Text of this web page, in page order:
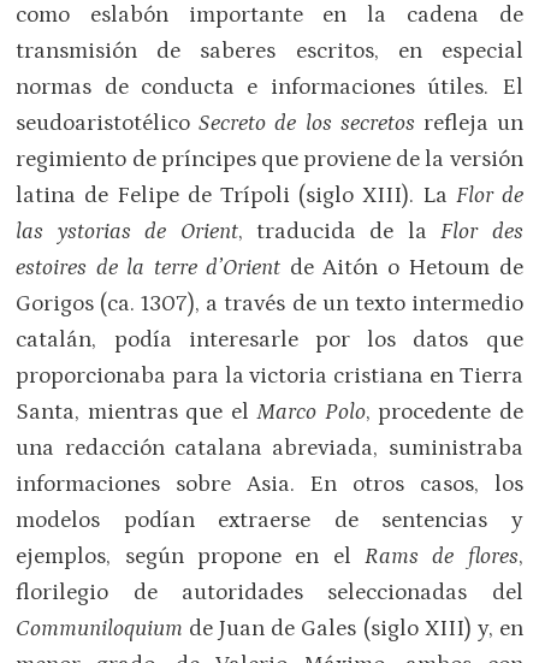
como eslabón importante en la cadena de
transmisión de saberes escritos, en especial
normas de conducta e informaciones útiles. El
seudoaristotélicoSecreto de los secretos refleja un
regimiento de príncipes que proviene de la versión
latina de Felipe de Trípoli (siglo XIII). La Flor de
las ystorias de Orient, traducida de laFlor des
estoires de la terre d’Orient de Aitón o Hetoum de
Gorigos (ca. 1307), a través de un texto intermedio
catalán, podía interesarle por los datos que
proporcionaba para la victoria cristiana en Tierra
Santa, mientras que elMarco Polo, procedente de
una redacción catalana abreviada, suministraba
informaciones sobre Asia. En otros casos, los
modelos podían extraerse de sentencias y
ejemplos, según propone en el Rams de flores,
florilegio de autoridades seleccionadas del
Communiloquium de Juan de Gales (siglo XIII) y, en